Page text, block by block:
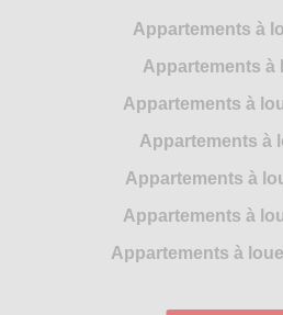
Appartements à
Appartements à
Appartements à
Appartements à
Appartements à
Appartements à
Appartements à